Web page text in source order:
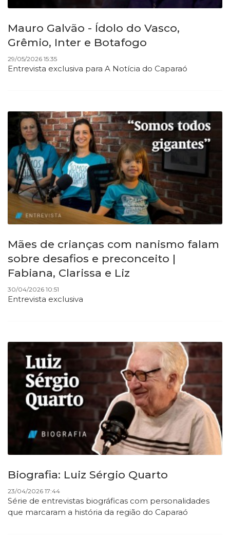
Mauro Galvão - Ídolo do Vasco,
Grêmio, Inter e Botafogo
29/05/2026 15:35
Entrevista exclusiva para A Notícia do Caparaó
Mães de crianças com nanismo falam
sobre desafios e preconceito |
Fabiana, Clarissa e Liz
30/04/2026 10:51
Entrevista exclusiva
Biografia: Luiz Sérgio Quarto
23/04/2026 17:44
Série de entrevistas biográficas com personalidades
que marcaram a história da região do Caparaó